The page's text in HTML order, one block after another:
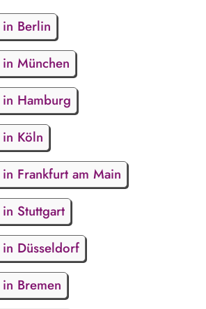
Berlin
München
Hamburg
Köln
Frankfurt am Main
Stuttgart
Düsseldorf
Bremen